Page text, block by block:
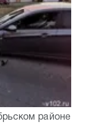
районе